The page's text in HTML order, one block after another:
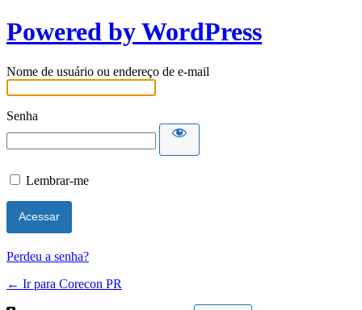
Powered by WordPress
Nome de usuário ou endereço de e-mail
Senha
Lembrar-me
Perdeu a senha?
← Ir para Corecon PR